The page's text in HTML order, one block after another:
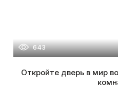
643
Откройте дверь в мир